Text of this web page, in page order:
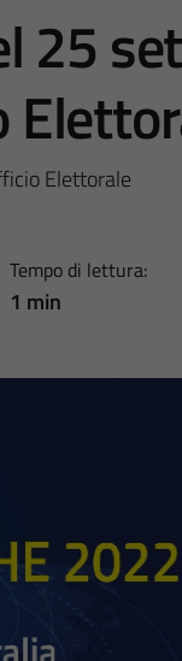
25
Elettorale
Tempo di lettura:
1 min